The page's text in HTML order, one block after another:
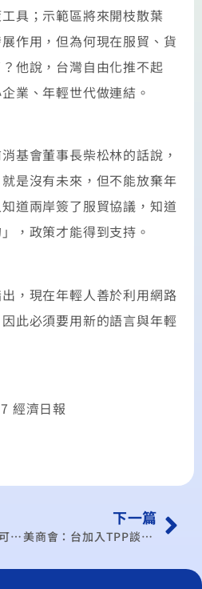
具；示範區將來開枝散葉
作用，但為何現在服貿、貨
他說，台灣自由化推不起
業、年輕世代做連結。
會董事長柴松林的話說，
是沒有未來，但不能放棄年
道兩岸簽了服貿協議，知道
，政策才能得到支持。
現在年輕人善於利用網路
此必須要用新的語言與年輕
經濟日報
佐科威上任 台印關係可望突破
下一篇
美商會：台加入TPP談判 八字沒一撇